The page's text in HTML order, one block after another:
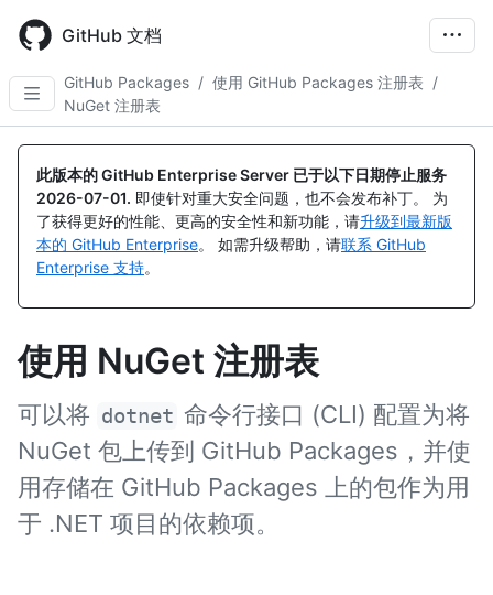
main
content
GitHub 文档
GitHub Packages / 使用 GitHub Packages 注册表 /
NuGet 注册表
此版本的 GitHub Enterprise Server 已于以下日期停止服务
2026-07-01. 即使针对重大安全问题，也不会发布补丁。 为
了获得更好的性能、更高的安全性和新功能，请升级到最新版
本的 GitHub Enterprise。 如需升级帮助，请联系 GitHub
Enterprise 支持。
使用 NuGet 注册表
可以将 dotnet 命令行接口 (CLI) 配置为将
NuGet 包上传到 GitHub Packages，并使
用存储在 GitHub Packages 上的包作为用
于 .NET 项目的依赖项。